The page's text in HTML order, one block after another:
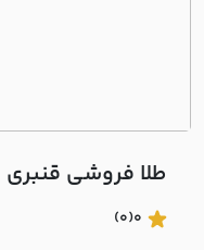
درباره
با ما
طلا فروشی قنبري
0
(0)